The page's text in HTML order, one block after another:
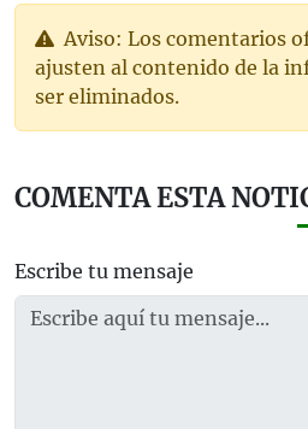
Aviso: Los comentarios
ajusten al contenido de la
ser eliminados.
COMENTA ESTA
Escribe tu mensaje